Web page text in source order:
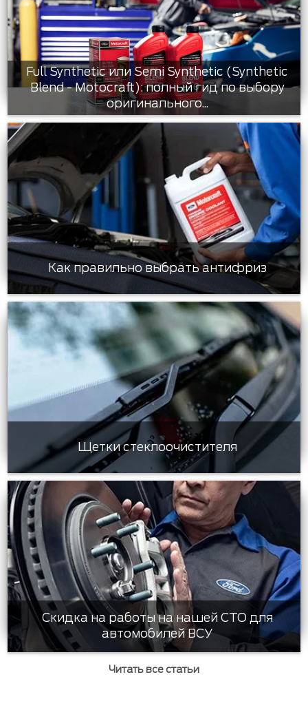
Full Synthetic или Semi Synthetic (Synthetic
Blend - Motocraft): полный гид по выбору
оригинального...
Как правильно выбрать антифриз
Щетки стеклоочистителя
Скидка на работы на нашей СТО для
автомобилей ВСУ
Читать все статьи